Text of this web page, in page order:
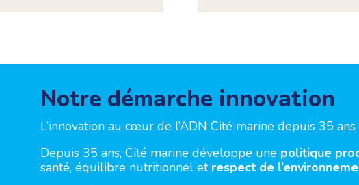
Notre démarche innovation
L’innovation au cœur de l’ADN Cité marine depuis 35 ans
Depuis 35 ans, Cité marine développe une politique
santé, équilibre nutritionnel et respect de